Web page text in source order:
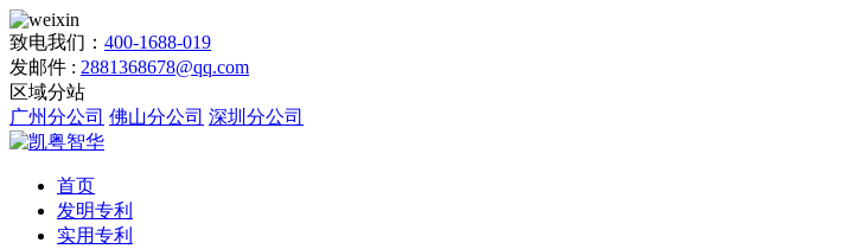
致电我们： 400-1688-019
发邮件 : 2881368678@qq.com
区域分站
广州分公司 佛山分公司 深圳分公司
首页
发明专利
实用专利